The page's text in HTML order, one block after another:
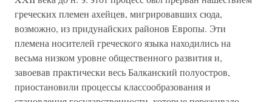
греческих племен ахейцев, мигрировавших сюда,
возможно, из придунайских районов Европы. Эти
племена носителей греческого языка находились на
весьма низком уровне общественного развития и,
завоевав практически весь Балканский полуостров,
приостановили процессы классообразования и